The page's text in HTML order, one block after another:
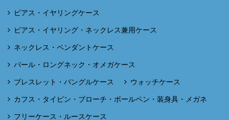
ピアス・イヤリングケース
ピアス・イヤリング・ネックレス兼用ケース
ネックレス・ペンダントケース
パール・ロングネック・オメガケース
ブレスレット・バングルケース ウォッチケース
カフス・タイピン・ブローチ・ボールペン・装身具・メガネ
フリーケース・ルースケース